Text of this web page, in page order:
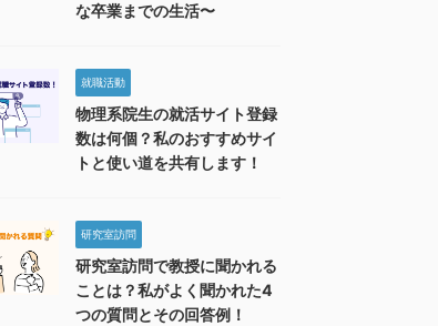
な卒業までの生活〜
就職活動
物理系院生の就活サイト登録
数は何個？私のおすすめサイ
トと使い道を共有します！
研究室訪問
研究室訪問で教授に聞かれる
ことは？私がよく聞かれた4
つの質問とその回答例！